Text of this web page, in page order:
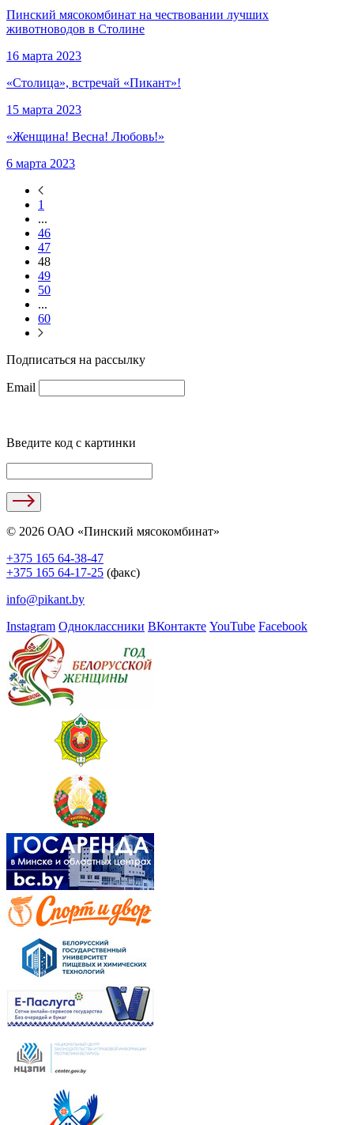
Пинский мясокомбинат на чествовании лучших
животноводов в Столине
16 марта 2023
«Столица», встречай «Пикант»!
15 марта 2023
«Женщина! Весна! Любовь!»
6 марта 2023
1
...
46
47
48
49
50
...
60
Подписаться на рассылку
Email
Введите код с картинки
© 2026 ОАО «Пинский мясокомбинат»
+375 165 64-38-47
+375 165 64-17-25 (факс)
info@pikant.by
Instagram Одноклассники ВКонтакте YouTube Facebook